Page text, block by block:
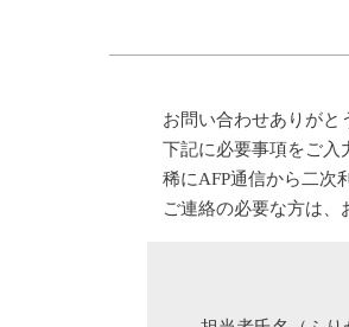
お問い合わせありがと
下記に必要事項をご入
稀にAFP通信から二次
ご連絡の必要な方は、